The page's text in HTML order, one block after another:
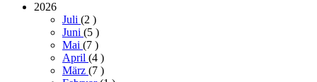
2026
Juli (2 )
Juni (5 )
Mai (7 )
April (4 )
März (7 )